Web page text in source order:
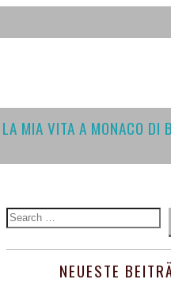
LA MIA VITA A MONACO DI
NEUESTE